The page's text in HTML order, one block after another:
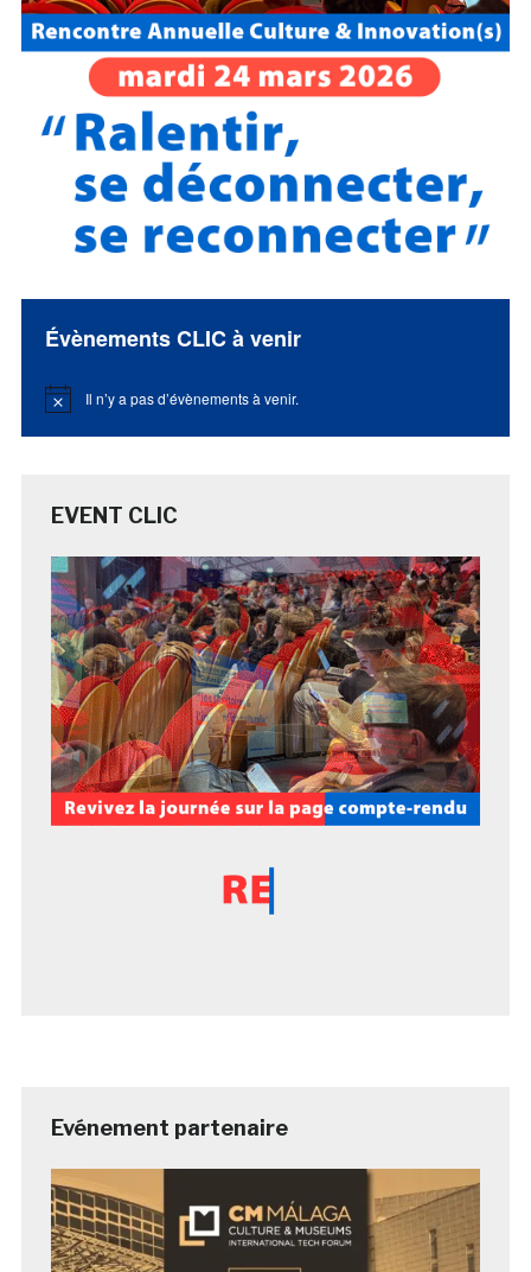
Évènements CLIC à venir
Notice Il n’y a pas d’évènements à venir.
EVENT CLIC
Evénement partenaire